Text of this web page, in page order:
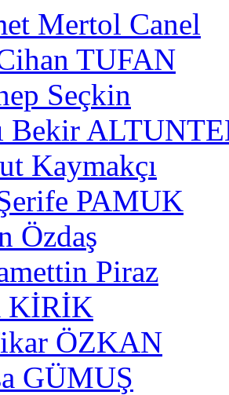
Mertol Canel
TUFAN
Seçkin
Bekir
Kaymakçı
PAMUK
Özdaş
Piraz
KİRİK
ÖZKAN
GÜMUŞ